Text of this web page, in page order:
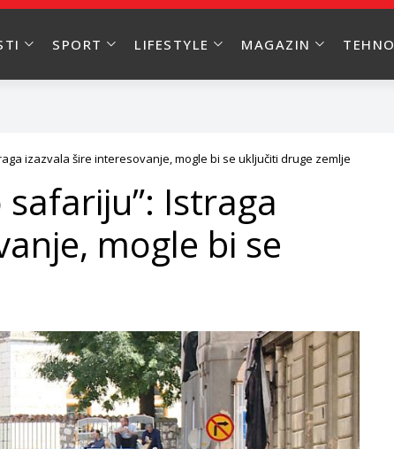
SPORT LIFESTYLE MAGAZIN TEHNO
izazvala šire interesovanje, mogle bi se uključiti druge zemlje
Istraga
mogle bi se